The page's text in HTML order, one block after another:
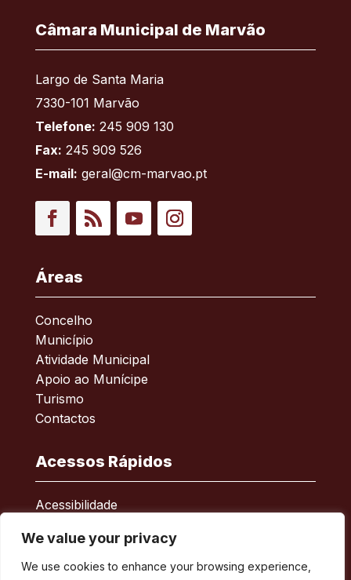
We value your privacy
We use cookies to enhance your browsing experience,
Câmara Municipal de Marvão
Largo de Santa Maria
7330-101 Marvão
Telefone: 245 909 130
Fax: 245 909 526
E-mail: geral@cm-marvao.pt
Áreas
Concelho
Município
Atividade Municipal
Apoio ao Munícipe
Turismo
Contactos
Acessos Rápidos
Acessibilidade
ERSAR – Reclamações
A minha Rua